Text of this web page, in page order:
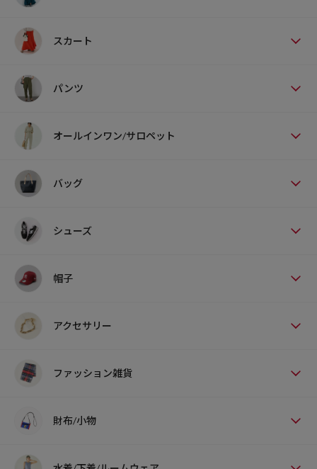
スカート
パンツ
オールインワン/サロペット
バッグ
シューズ
帽子
アクセサリー
ファッション雑貨
財布/小物